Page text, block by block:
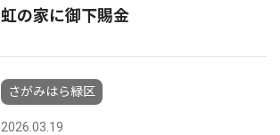
虹の家に御下賜金
さがみはら緑区
2026.03.19